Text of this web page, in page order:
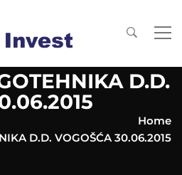
D.D.
Home
D.D. VOGOŠĆA 30.06.2015